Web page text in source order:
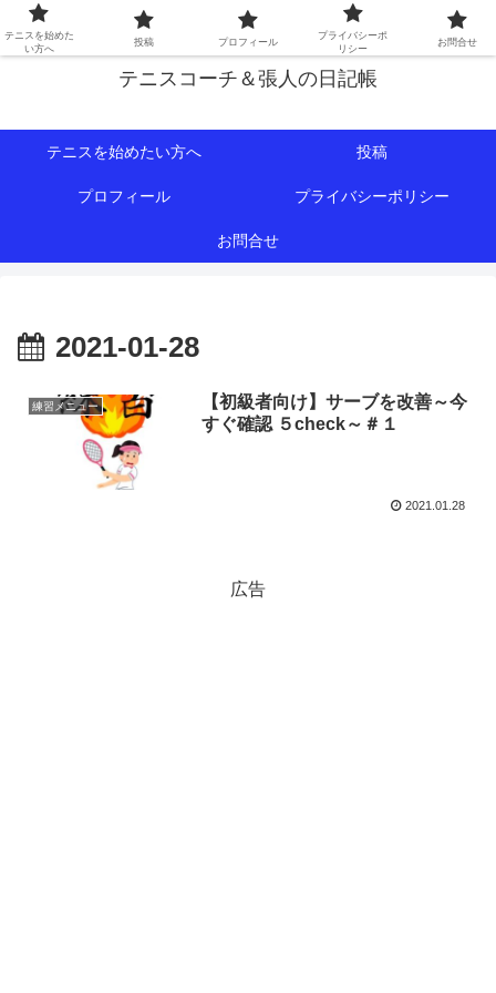
初心者∼中級者向けの情報を中心にテニスライフをサポート！
テニスコーチ＆張人の日記帳
テニスを始めたい方へ 投稿
プロフィール プライバシーポリシー
お問合せ
2021-01-28
練習メニュー
【初級者向け】サーブを改善～今
すぐ確認 ５check～＃１
2021.01.28
広告
テニスを始めた
い方へ
投稿 プロフィール
プライバシーポ
リシー
お問合せ